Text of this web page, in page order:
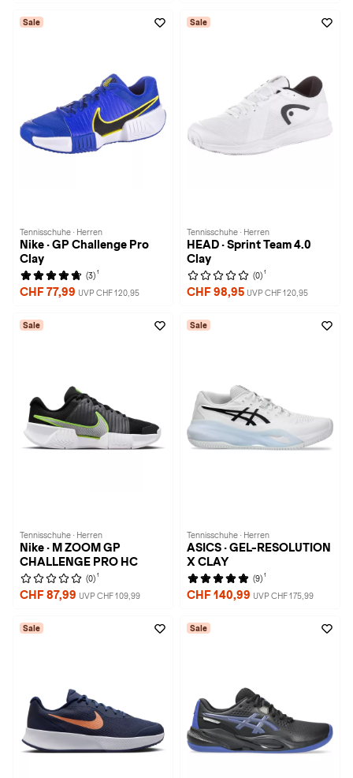
Sale
Tennisschuhe · Herren
Nike · GP Challenge Pro
Clay
(3) 1
CHF 77,99 UVP CHF 120,95
Sale
Tennisschuhe · Herren
HEAD · Sprint Team 4.0
Clay
(0) 1
CHF 98,95 UVP CHF 120,95
Sale
Tennisschuhe · Herren
Nike · M ZOOM GP
CHALLENGE PRO HC
(0) 1
CHF 87,99 UVP CHF 109,99
Sale
Tennisschuhe · Herren
ASICS · GEL-RESOLUTION
X CLAY
(9) 1
CHF 140,99 UVP CHF 175,99
Sale Sale